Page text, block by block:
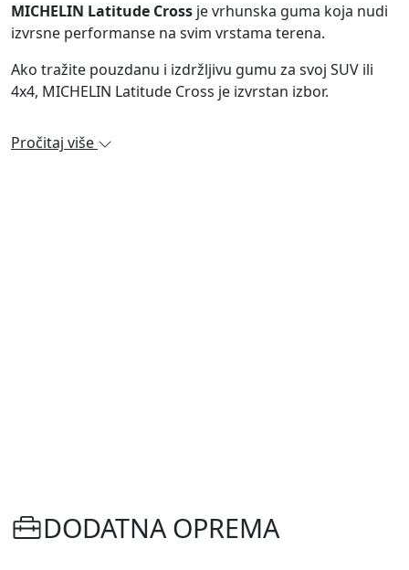
MICHELIN Latitude Cross je vrhunska guma koja nudi
izvrsne performanse na svim vrstama terena.
Ako tražite pouzdanu i izdržljivu gumu za svoj SUV ili
4x4, MICHELIN Latitude Cross je izvrstan izbor.
Pročitaj više
DODATNA OPREMA